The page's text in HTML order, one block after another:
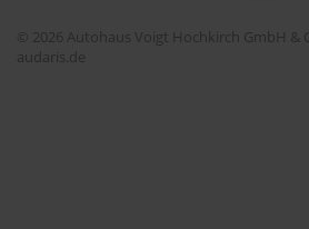
© 2026 Autohaus Voigt Hochkirch GmbH &
audaris.de